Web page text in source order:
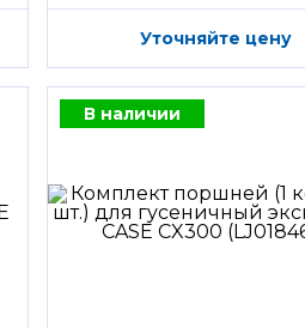
Уточняйте цену
В наличии